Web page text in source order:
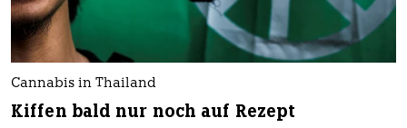
Cannabis in Thailand
Kiffen bald nur noch auf Rezept